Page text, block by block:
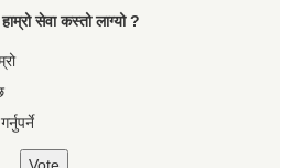
सेवा कस्तो लाग्यो ?